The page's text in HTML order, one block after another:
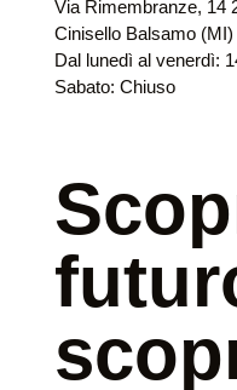
Via Rimembranze, 14
Cinisello Balsamo (MI)
Dal lunedì al venerdì:
Sabato: Chiuso